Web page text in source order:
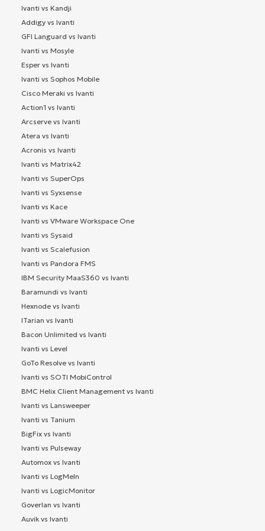
Ivanti vs Kandji
Addigy vs Ivanti
GFI Languard vs Ivanti
Ivanti vs Mosyle
Esper vs Ivanti
Ivanti vs Sophos Mobile
Cisco Meraki vs Ivanti
Action1 vs Ivanti
Arcserve vs Ivanti
Atera vs Ivanti
Acronis vs Ivanti
Ivanti vs Matrix42
Ivanti vs SuperOps
Ivanti vs Syxsense
Ivanti vs Kace
Ivanti vs VMware Workspace One
Ivanti vs Sysaid
Ivanti vs Scalefusion
Ivanti vs Pandora FMS
IBM Security MaaS360 vs Ivanti
Baramundi vs Ivanti
Hexnode vs Ivanti
ITarian vs Ivanti
Bacon Unlimited vs Ivanti
Ivanti vs Level
GoTo Resolve vs Ivanti
Ivanti vs SOTI MobiControl
BMC Helix Client Management vs Ivanti
Ivanti vs Lansweeper
Ivanti vs Tanium
BigFix vs Ivanti
Ivanti vs Pulseway
Automox vs Ivanti
Ivanti vs LogMeIn
Ivanti vs LogicMonitor
Goverlan vs Ivanti
Auvik vs Ivanti